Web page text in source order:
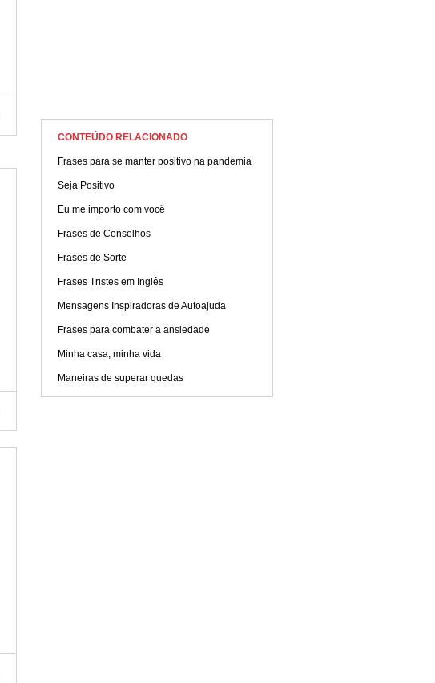
CONTEÚDO RELACIONADO
Frases para se manter positivo na pandemia
Seja Positivo
Eu me importo com você
Frases de Conselhos
Frases de Sorte
Frases Tristes em Inglês
Mensagens Inspiradoras de Autoajuda
Frases para combater a ansiedade
Minha casa, minha vida
Maneiras de superar quedas